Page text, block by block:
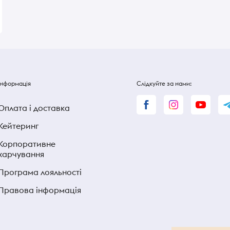
і доставка
лояльності
інформація
Слідкуйте за нами: